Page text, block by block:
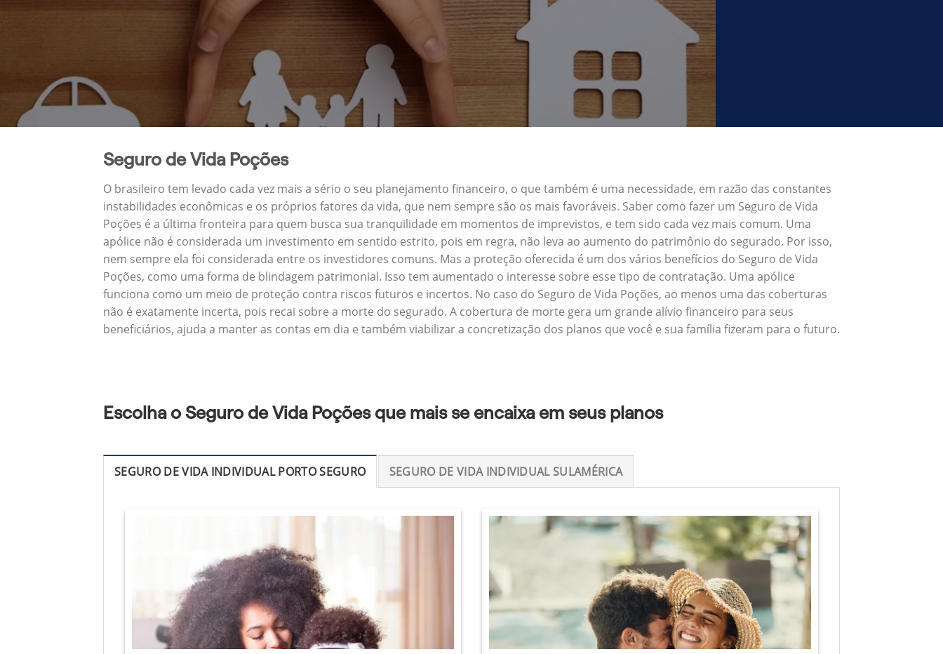
Seguro de Vida Poções
O brasileiro tem levado cada vez mais a sério o seu planejamento financeiro, o que também é uma necessidade, em razão das constantes
instabilidades econômicas e os próprios fatores da vida, que nem sempre são os mais favoráveis. Saber como fazer um Seguro de Vida
Poções é a última fronteira para quem busca sua tranquilidade em momentos de imprevistos, e tem sido cada vez mais comum. Uma
apólice não é considerada um investimento em sentido estrito, pois em regra, não leva ao aumento do patrimônio do segurado. Por isso,
nem sempre ela foi considerada entre os investidores comuns. Mas a proteção oferecida é um dos vários benefícios do Seguro de Vida
Poções, como uma forma de blindagem patrimonial. Isso tem aumentado o interesse sobre esse tipo de contratação. Uma apólice
funciona como um meio de proteção contra riscos futuros e incertos. No caso do Seguro de Vida Poções, ao menos uma das coberturas
não é exatamente incerta, pois recai sobre a morte do segurado. A cobertura de morte gera um grande alívio financeiro para seus
beneficiários, ajuda a manter as contas em dia e também viabilizar a concretização dos planos que você e sua família fizeram para o futuro.
Escolha o Seguro de Vida Poções que mais se encaixa em seus planos
SEGURO DE VIDA INDIVIDUAL PORTO SEGURO SEGURO DE VIDA INDIVIDUAL SULAMÉRICA